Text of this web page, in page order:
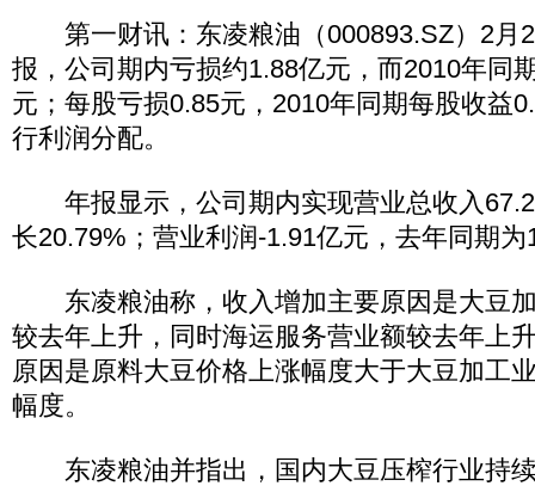
第一财讯：东凌粮油（000893.SZ）2月
报，公司期内亏损约1.88亿元，而2010年同
元；每股亏损0.85元，2010年同期每股收益
行利润分配。
年报显示，公司期内实现营业总收入
长20.79%；营业利润-1.91亿元，去年同期为
东凌粮油称，收入增加主要原因是大豆
较去年上升，同时海运服务营业额较去年上
原因是原料大豆价格上涨幅度大于大豆加工
幅度。
东凌粮油并指出，国内大豆压榨行业持